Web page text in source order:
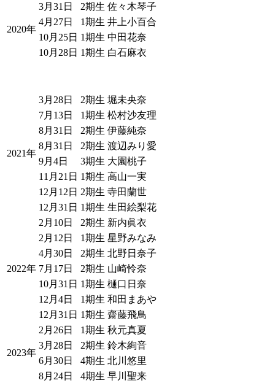
2020年
3月31日 2期生 佐々木琴子
4月27日
1期生 井上小百合
10月25日 1期生 中田花奈
10月28日 1期生 白石麻衣
2021年
3月28日 2期生 堀未央奈
7月13日
1期生 松村沙友理
8月31日
2期生 伊藤純奈
8月31日
2期生 渡辺みり愛
9月4日
3期生 大園桃子
11月21日 1期生 高山一実
12月12日 2期生 寺田蘭世
12月31日 1期生 生田絵梨花
2022年
2月10日 2期生 新内眞衣
2月12日
1期生 星野みなみ
4月30日
2期生 北野日奈子
7月17日
2期生 山崎怜奈
10月31日 1期生 樋口日奈
12月4日
1期生 和田まあや
12月31日 1期生 齋藤飛鳥
2023年
2月26日 1期生 秋元真夏
3月28日
2期生 鈴木絢音
6月30日
4期生 北川悠里
8月24日
4期生 早川聖来